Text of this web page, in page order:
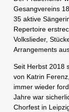
Gesangvereins
35 aktive
Repertoire
Volkslieder,
Arrangements
Seit Herbst 2018
von Katrin
immer wieder
Jahre war
Chorfest in